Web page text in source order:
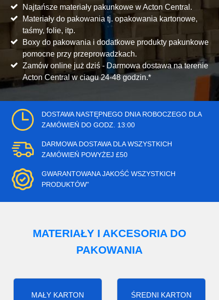
Najtańsze materiały pakunkowe w Acton Central.
Materiały do pakowania tj. opakowania kartonowe,
taśmy, folie, itp.
Boxy do pakowania i dodatkowe produkty pakunkowe
pomocne przy przeprowadzkach.
Zamów online już dziś - Darmowa dostawa na terenie
Acton Central w ciagu 24-48 godzin.*
DOSTAWA NASTĘPNEGO DNIA ROBOCZEGO DLA
ZAMÓWIEŃ DO GODZ. 13:00
DARMOWA DOSTAWA DLA WSZYSTKICH
ZAMÓWIEŃ POWYŻEJ £50
GWARANTOWANA JAKOŚĆ WSZYSTKICH
PRODUKTÓW"
MATERIAŁY I AKCESORIA DO
PAKOWANIA
MAŁY KARTON ŚREDNI KARTON